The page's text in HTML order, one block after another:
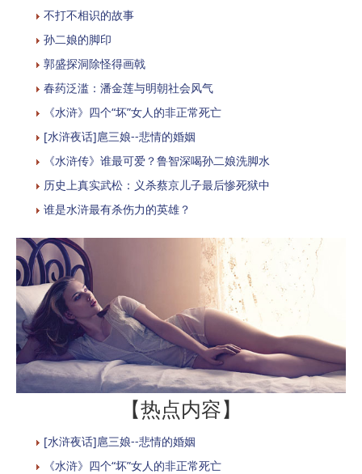
不打不相识的故事
孙二娘的脚印
郭盛探洞除怪得画戟
春药泛滥：潘金莲与明朝社会风气
《水浒》四个“坏”女人的非正常死亡
[水浒夜话]扈三娘--悲情的婚姻
《水浒传》谁最可爱？鲁智深喝孙二娘洗脚水
历史上真实武松：义杀蔡京儿子最后惨死狱中
谁是水浒最有杀伤力的英雄？
【热点内容】
[水浒夜话]扈三娘--悲情的婚姻
《水浒》四个“坏”女人的非正常死亡